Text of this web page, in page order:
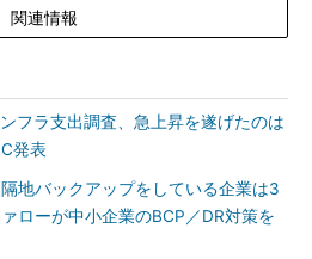
関連情報
フラ支出調査、急上昇を遂げたのは
発表
地バックアップをしている企業は3
ローが中小企業のBCP／DR対策を